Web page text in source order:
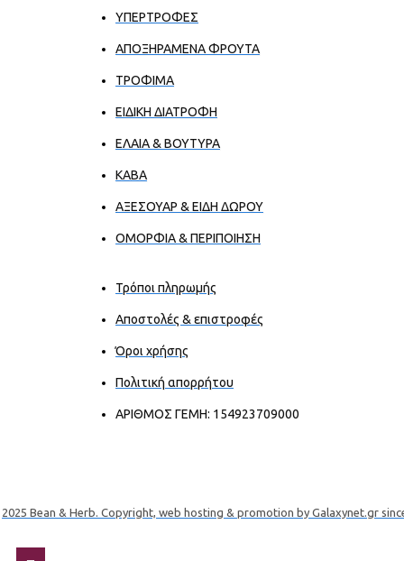
ΥΠΕΡΤΡΟΦΕΣ
ΑΠΟΞΗΡΑΜΕΝΑ ΦΡΟΥΤΑ
ΤΡΟΦΙΜΑ
ΕΙΔΙΚΗ ΔΙΑΤΡΟΦΗ
ΕΛΑΙΑ & ΒΟΥΤΥΡΑ
ΚΑΒΑ
ΑΞΕΣΟΥΑΡ & ΕΙΔΗ ΔΩΡΟΥ
ΟΜΟΡΦΙΑ & ΠΕΡΙΠΟΙΗΣΗ
Τρόποι πληρωμής
Αποστολές & επιστροφές
Όροι χρήσης
Πολιτική απορρήτου
ΑΡΙΘΜΟΣ ΓΕΜΗ: 154923709000
2025 Bean & Herb. Copyright, web hosting & promotion by Galaxynet.gr